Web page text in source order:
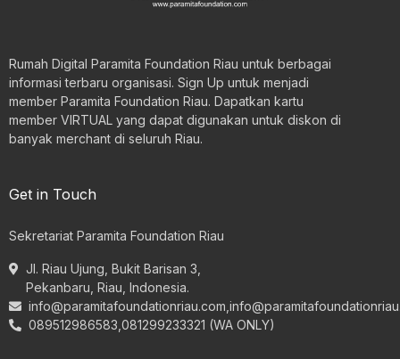
Rumah Digital Paramita Foundation Riau untuk berbagai
informasi terbaru organisasi. Sign Up untuk menjadi
member Paramita Foundation Riau. Dapatkan kartu
member VIRTUAL yang dapat digunakan untuk diskon di
banyak merchant di seluruh Riau.
Get in Touch
Sekretariat Paramita Foundation Riau
Jl. Riau Ujung, Bukit Barisan 3,
Pekanbaru, Riau, Indonesia.
info@paramitafoundationriau.com
089512986583,081299233321 (WA ONLY)